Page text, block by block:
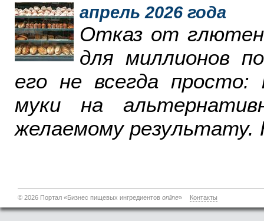
апрель 2026 года
Отказ от
для миллионов
его не всегда просто:
муки на
желаемому результату.
© 2026 Портал «Бизнес пищевых ингредиентов online» Контакты